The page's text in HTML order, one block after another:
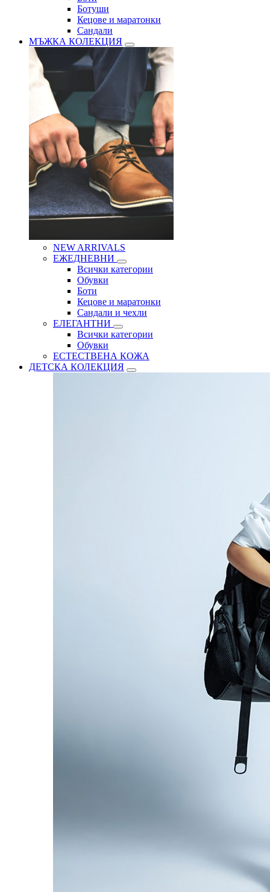
Ботуши
Кецове и маратонки
Сандали
МЪЖКА КОЛЕКЦИЯ
NEW ARRIVALS
ЕЖЕДНЕВНИ
Всички категории
Обувки
Боти
Кецове и маратонки
Сандали и чехли
ЕЛЕГАНТНИ
Всички категории
Обувки
ЕСТЕСТВЕНА КОЖА
ДЕТСКА КОЛЕКЦИЯ